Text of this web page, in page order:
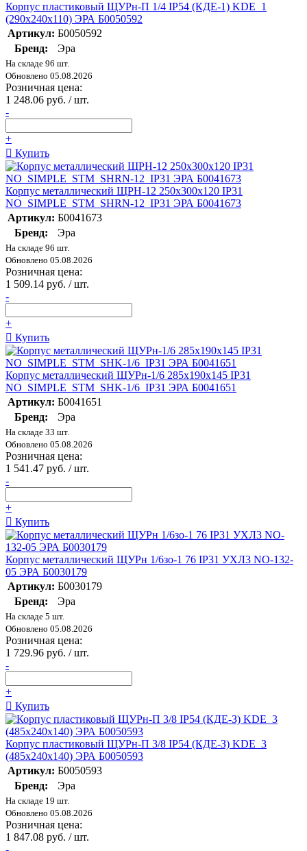
Корпус пластиковый ЩУРн-П 1/4 IP54 (КДЕ-1) KDE_1
(290х240х110) ЭРА Б0050592
Артикул: Б0050592
Бренд:
Эра
На складе 96 шт.
Обновлено 05.08.2026
Розничная цена:
1 248.06 руб. / шт.
-
+
Купить
Корпус металлический ЩРН-12 250х300х120 IP31
NO_SIMPLE_STM_SHRN-12_IP31 ЭРА Б0041673
Артикул: Б0041673
Бренд:
Эра
На складе 96 шт.
Обновлено 05.08.2026
Розничная цена:
1 509.14 руб. / шт.
-
+
Купить
Корпус металлический ЩУРн-1/6 285х190х145 IP31
NO_SIMPLE_STM_SHK-1/6_IP31 ЭРА Б0041651
Артикул: Б0041651
Бренд:
Эра
На складе 33 шт.
Обновлено 05.08.2026
Розничная цена:
1 541.47 руб. / шт.
-
+
Купить
Корпус металлический ЩУРн 1/6зо-1 76 IP31 УХЛ3 NO-132-
05 ЭРА Б0030179
Артикул: Б0030179
Бренд:
Эра
На складе 5 шт.
Обновлено 05.08.2026
Розничная цена:
1 729.96 руб. / шт.
-
+
Купить
Корпус пластиковый ЩУРн-П 3/8 IP54 (КДЕ-З) KDE_3
(485х240х140) ЭРА Б0050593
Артикул: Б0050593
Бренд:
Эра
На складе 19 шт.
Обновлено 05.08.2026
Розничная цена:
1 847.08 руб. / шт.